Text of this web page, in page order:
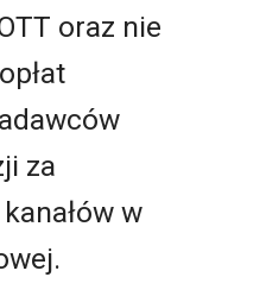
oraz nie
za
w